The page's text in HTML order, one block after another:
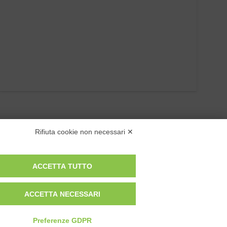
Privacy Policy
Modifica preferenze cookie
Rifiuta cookie non necessari ✕
ACCETTA TUTTO
ACCETTA NECESSARI
Preferenze GDPR